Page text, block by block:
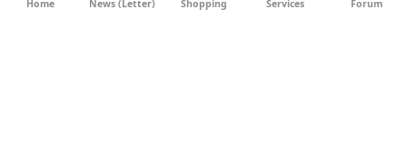
Home News (Letter) Shopping Services Forum